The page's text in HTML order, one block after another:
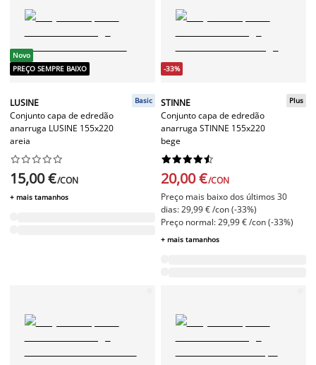
Novo
PREÇO SEMPRE BAIXO
LUSINE
Conjunto capa de edredão
anarruga LUSINE 155x220
areia
Basic






15,00 €/CON
+ mais tamanhos
-33%
STINNE
Conjunto capa de edredão
anarruga STINNE 155x220
bege
Plus






20,00 €/CON
Preço mais baixo dos últimos 30
dias: 29,99 € /con (-33%)
Preço normal: 29,99 € /con (-33%)
+ mais tamanhos